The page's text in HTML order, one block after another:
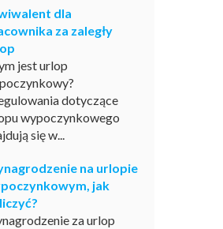
dla
za zaległy
jest urlop
dotyczące
wypoczynkowego
się w...
na urlopie
jak
za urlop